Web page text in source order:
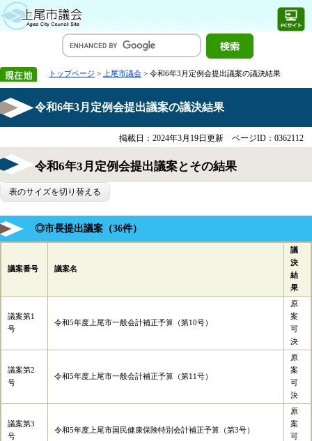
トップページ > 上尾市議会 > 令和6年3月定例会提出議案の議決結果
令和6年3月定例会提出議案の議決結果
掲載日：2024年3月19日更新 ページID：0362112
令和6年3月定例会提出議案とその結果
表のサイズを切り替える
◎市長提出議案（36件）
議案番号 議案名
議
決
結
果
議案第1
号
令和5年度上尾市一般会計補正予算（第10号）
原
案
可
決
議案第2
号
令和5年度上尾市一般会計補正予算（第11号）
原
案
可
決
議案第3
号
令和5年度上尾市国民健康保険特別会計補正予算（第3号）
原
案
可